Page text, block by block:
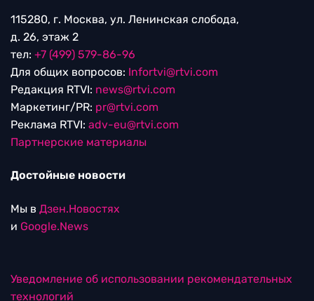
115280, г. Москва, ул. Ленинская слобода,
д. 26, этаж 2
тел: +7 (499) 579-86-96
Для общих вопросов: Infortvi@rtvi.com
Редакция RTVI: news@rtvi.com
Маркетинг/PR: pr@rtvi.com
Реклама RTVI: adv-eu@rtvi.com
Партнерские материалы
Достойные новости
Мы в Дзен.Новостях
и Google.News
Уведомление об использовании рекомендательных
технологий